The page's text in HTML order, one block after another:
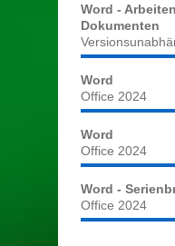
Word -
Dokumenten
Word
Office 2024
Word
Office 2024
Word -
Office 2024